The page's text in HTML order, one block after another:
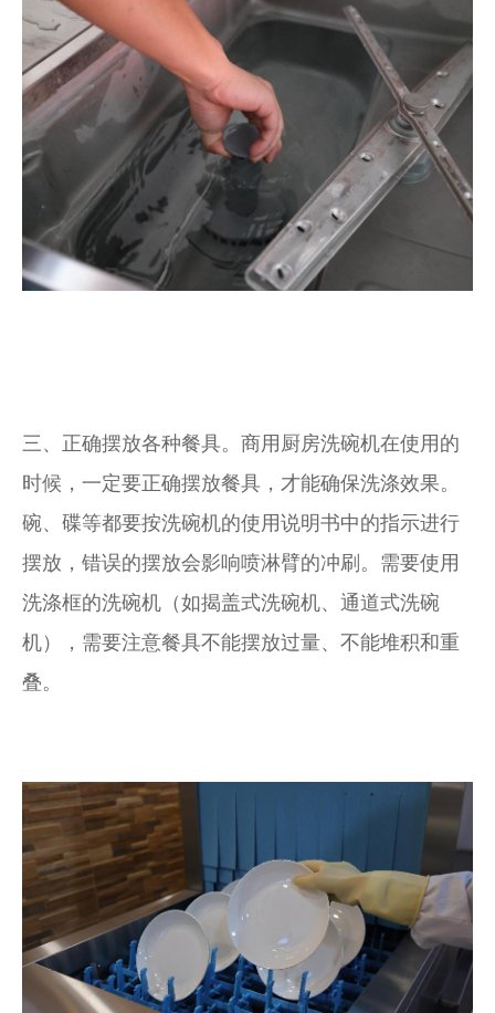
三、正确摆放各种餐具。商用厨房洗碗机在使用的
时候，一定要正确摆放餐具，才能确保洗涤效果。
碗、碟等都要按洗碗机的使用说明书中的指示进行
摆放，错误的摆放会影响喷淋臂的冲刷。需要使用
洗涤框的洗碗机（如揭盖式洗碗机、通道式洗碗
机），需要注意餐具不能摆放过量、不能堆积和重
叠。